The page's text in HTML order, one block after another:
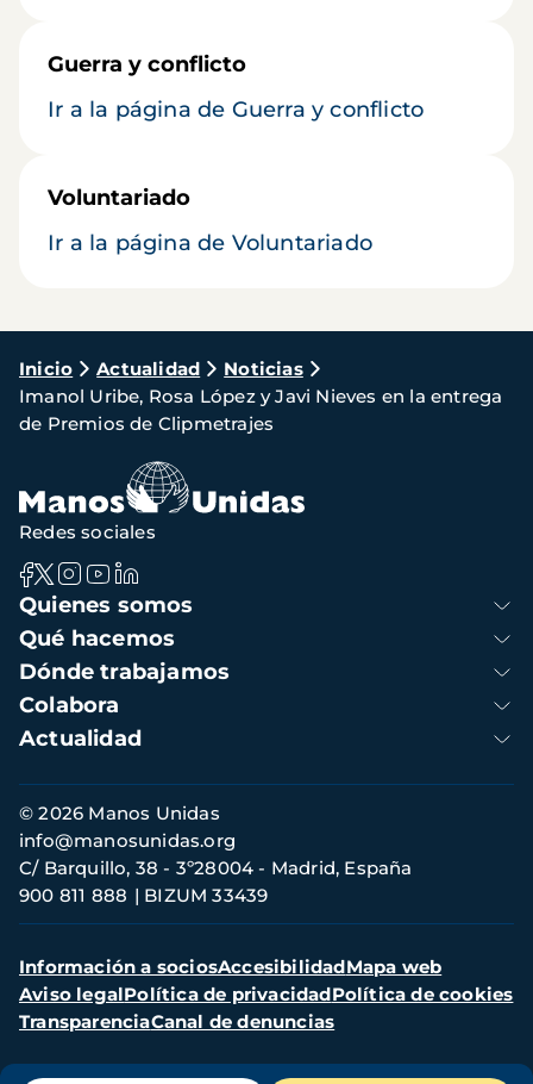
Guerra y conflicto
Ir a la página de Guerra y conflicto
Voluntariado
Ir a la página de Voluntariado
Ruta
de
navegación
Inicio Actualidad
Noticias
Imanol Uribe, Rosa López y Javi Nieves en la entrega
de Premios de Clipmetrajes
Navegación
principal
Quienes somos
Qué hacemos
Dónde trabajamos
Colabora
Actualidad
Redes sociales
Información
de
contacto
© 2026 Manos Unidas
C/ Barquillo, 38 - 3º28004 - Madrid, España
900 811 888
BIZUM 33439
info@manosunidas.org
Menú
secundario
Información a sociosAccesibilidadMapa web
Aviso legalPolítica de privacidadPolítica de cookies
TransparenciaCanal de denuncias